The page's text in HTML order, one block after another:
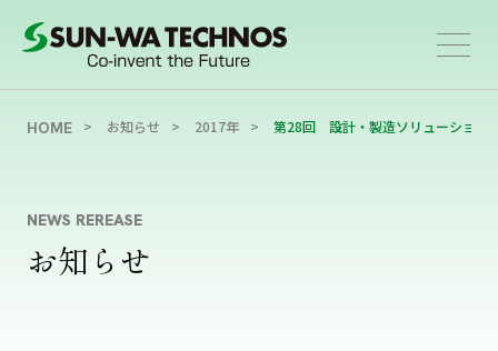
HOME お知らせ 2017年 第28回 設計・製造ソリューション
NEWS REREASE
お知らせ